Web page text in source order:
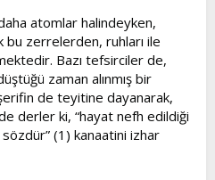
atomlar halindeyken,
zerrelerden, ruhları ile
Bazı tefsirciler de,
zaman alınmış bir
de teyitine dayanarak,
derler ki, “hayat nefh edildiği
sözdür” (1) kanaatini izhar